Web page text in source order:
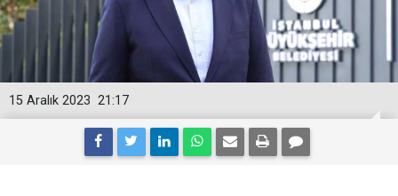
21:17
15 Aralık 2023